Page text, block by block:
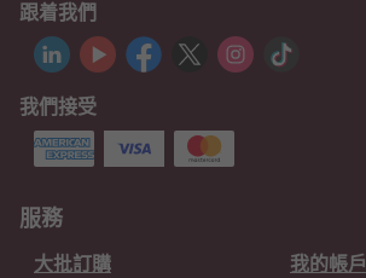
跟着我們
我們接受
服務
大批訂購
我的帳戶